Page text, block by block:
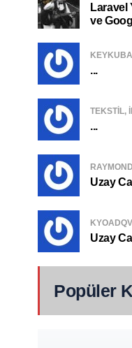
Laravel
ve
...
TEKSTIL,
...
Uzay
KYOADQV
Uzay
Popüler